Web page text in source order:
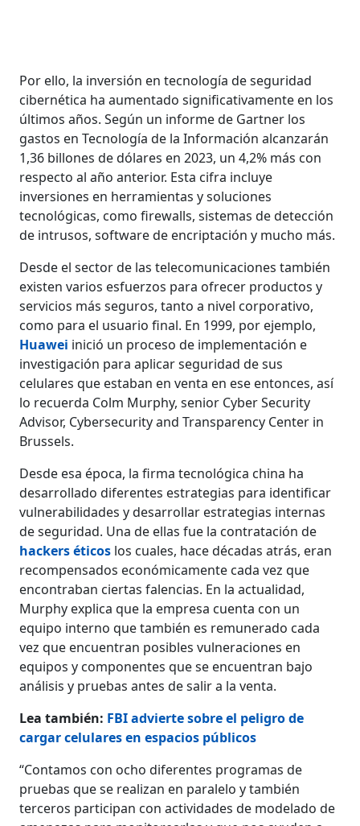
Por ello, la inversión en tecnología de seguridad
cibernética ha aumentado significativamente en los
últimos años. Según un informe de Gartner los
gastos en Tecnología de la Información alcanzarán
1,36 billones de dólares en 2023, un 4,2% más con
respecto al año anterior. Esta cifra incluye
inversiones en herramientas y soluciones
tecnológicas, como firewalls, sistemas de detección
de intrusos, software de encriptación y mucho más.
Desde el sector de las telecomunicaciones también
existen varios esfuerzos para ofrecer productos y
servicios más seguros, tanto a nivel corporativo,
como para el usuario final. En 1999, por ejemplo,
Huawei inició un proceso de implementación e
investigación para aplicar seguridad de sus
celulares que estaban en venta en ese entonces, así
lo recuerda Colm Murphy, senior Cyber Security
Advisor, Cybersecurity and Transparency Center in
Brussels.
Desde esa época, la firma tecnológica china ha
desarrollado diferentes estrategias para identificar
vulnerabilidades y desarrollar estrategias internas
de seguridad. Una de ellas fue la contratación de
hackers éticos los cuales, hace décadas atrás, eran
recompensados económicamente cada vez que
encontraban ciertas falencias. En la actualidad,
Murphy explica que la empresa cuenta con un
equipo interno que también es remunerado cada
vez que encuentran posibles vulneraciones en
equipos y componentes que se encuentran bajo
análisis y pruebas antes de salir a la venta.
Lea también: FBI advierte sobre el peligro de
cargar celulares en espacios públicos
“Contamos con ocho diferentes programas de
pruebas que se realizan en paralelo y también
terceros participan con actividades de modelado de